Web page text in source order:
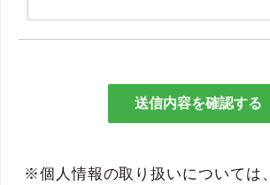
※個人情報の取り扱いについては、